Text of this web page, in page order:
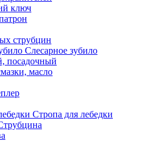
ключ
струбцин
Слесарное зубило
посадочный
масло
Стропа для лебедки